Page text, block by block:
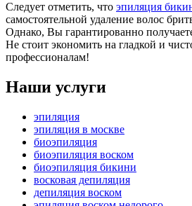
Следует отметить, что эпиляция
самостоятельной удаление волос
Однако, Вы гарантированно
Не стоит экономить на гладкой и
профессионалам!
Наши услуги
эпиляция
эпиляция в москве
биоэпиляция
биоэпиляция воском
биоэпиляция бикини
восковая депиляция
депиляция воском